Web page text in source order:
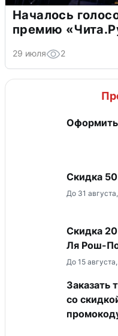
Началось
премию
29 июля 2
Оформить
Скидка
До 31
Скидка
Ля Рош-
До 15
Заказать
со скидкой 15%